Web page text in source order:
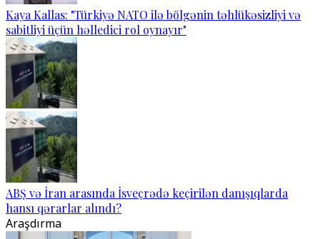
Kaya Kallas: "Türkiyə NATO ilə bölgənin təhlükəsizliyi və
sabitliyi üçün həlledici rol oynayır"
ABŞ və İran arasında İsveçrədə keçirilən danışıqlarda
hansı qərarlar alındı?
Araşdırma